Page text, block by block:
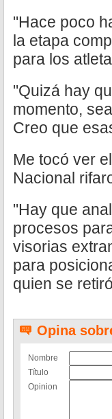
"Hace poco
la etapa
para los
"Quizá hay
momento,
Creo que
Me tocó ver
Nacional
"Hay que
procesos
visorias
para
quien se
Opina
Nombre
Título
Opinion